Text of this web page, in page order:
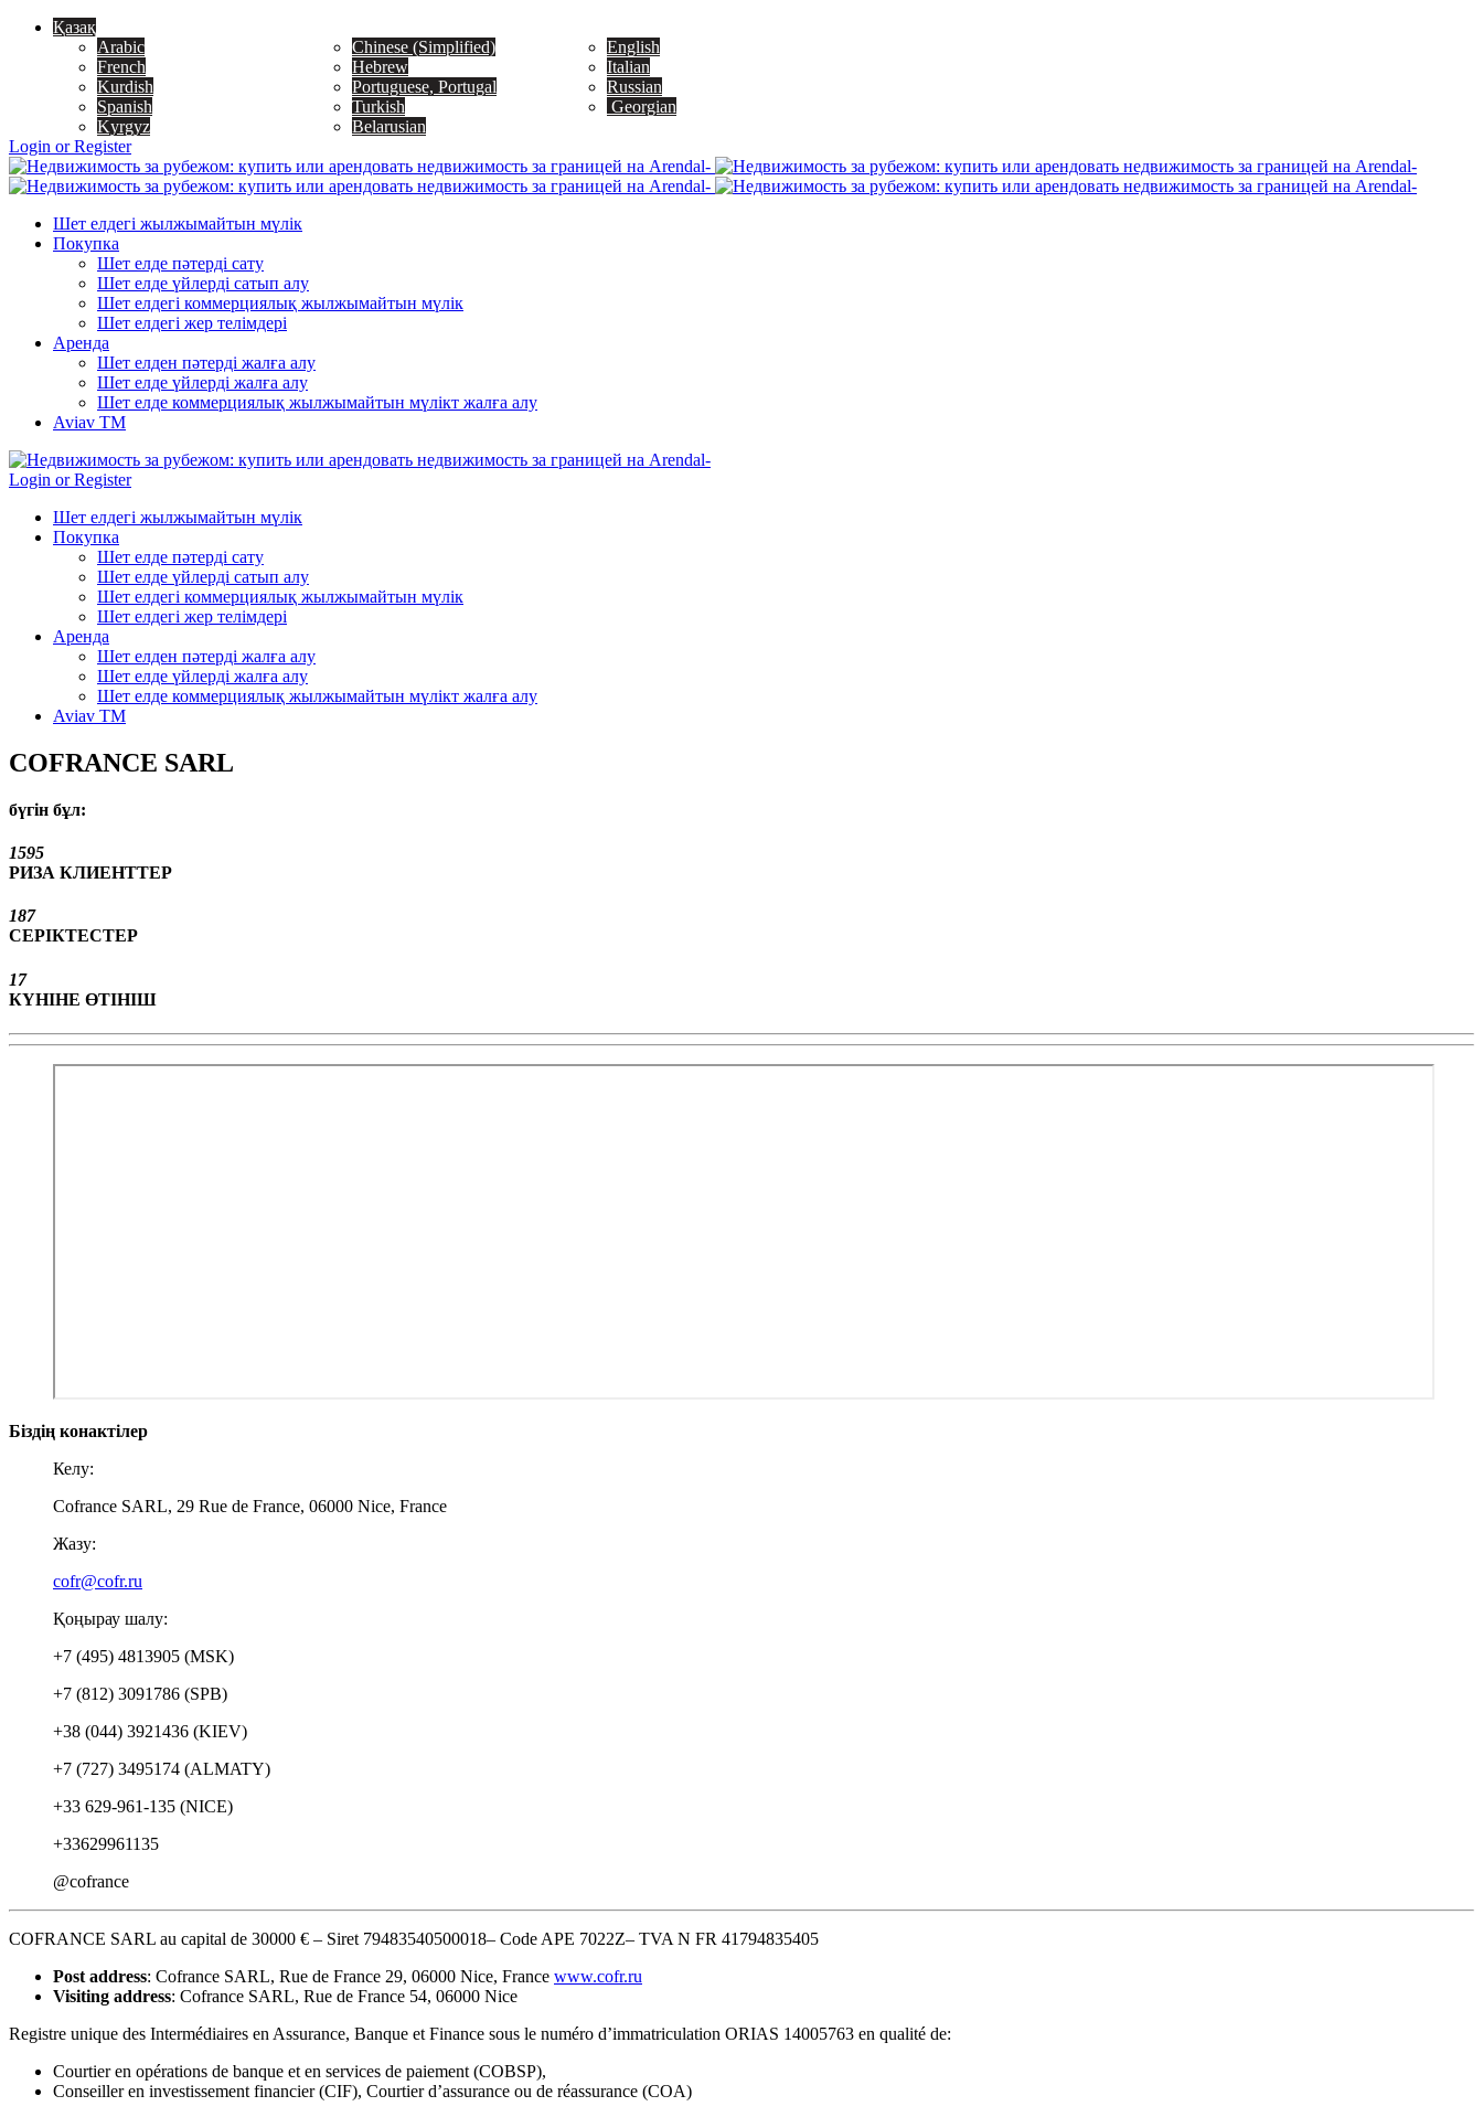
Қазақ
Arabic
Chinese (Simplified)
English
French
Hebrew
Italian
Kurdish
Portuguese, Portugal
Russian
Spanish
Turkish
Georgian
Kyrgyz
Belarusian
Login or Register
Шет елдегі жылжымайтын мүлік
Покупка
Шет елде пәтерді сату
Шет елде үйлерді сатып алу
Шет елдегі коммерциялық жылжымайтын мүлік
Шет елдегі жер телімдері
Аренда
Шет елден пәтерді жалға алу
Шет елде үйлерді жалға алу
Шет елде коммерциялық жылжымайтын мүлікт жалға алу
Aviav TM
Login or Register
Шет елдегі жылжымайтын мүлік
Покупка
Шет елде пәтерді сату
Шет елде үйлерді сатып алу
Шет елдегі коммерциялық жылжымайтын мүлік
Шет елдегі жер телімдері
Аренда
Шет елден пәтерді жалға алу
Шет елде үйлерді жалға алу
Шет елде коммерциялық жылжымайтын мүлікт жалға алу
Aviav TM
COFRANCE SARL
бүгін бұл:
1595
РИЗА КЛИЕНТТЕР
187
СЕРІКТЕСТЕР
17
КҮНІНЕ ӨТІНІШ
Біздің конактілер
Келу:
Cofrance SARL, 29 Rue de France, 06000 Nice, France
Жазу:
cofr@cofr.ru
Қоңырау шалу:
+7 (495) 4813905 (MSK)
+7 (812) 3091786 (SPB)
+38 (044) 3921436 (KIEV)
+7 (727) 3495174 (ALMATY)
+33 629-961-135 (NICE)
+33629961135
@cofrance
COFRANCE SARL au capital de 30000 € – Siret 79483540500018– Code APE 7022Z– TVA N FR 41794835405
Post address: Cofrance SARL, Rue de France 29, 06000 Nice, France www.cofr.ru
Visiting address: Cofrance SARL, Rue de France 54, 06000 Nice
Registre unique des Intermédiaires en Assurance, Banque et Finance sous le numéro d’immatriculation ORIAS 14005763 en qualité de:
Courtier en opérations de banque et en services de paiement (COBSP),
Conseiller en investissement financier (CIF), Courtier d’assurance ou de réassurance (COA)